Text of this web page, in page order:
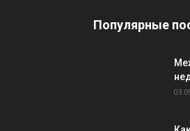
Популярные